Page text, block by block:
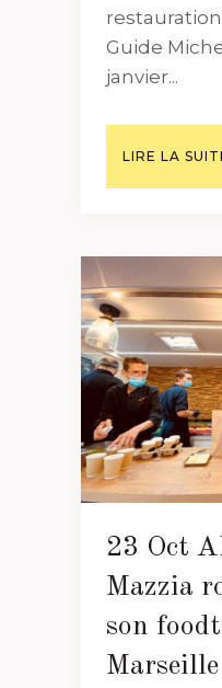
Guide
janvier...
LIRE LA
23 Oct
Mazzia
son
Marseille